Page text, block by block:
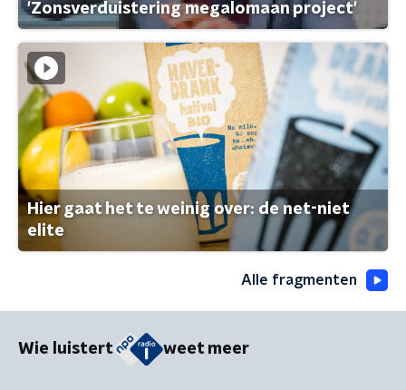
'Zonsverduistering megalomaan project'
Hier gaat het te weinig over: de net-niet
elite
Alle fragmenten
Wie luistert weet meer